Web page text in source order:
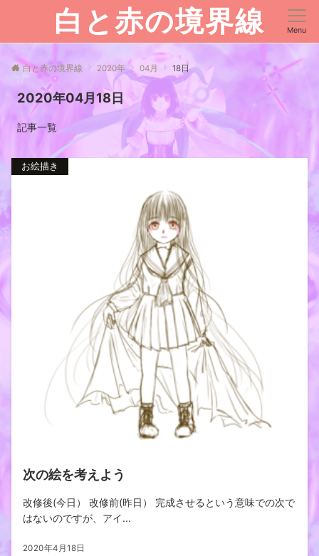
白と赤の境界線 Menu
白と赤の境界線 2020年 04月 18日
2020年04月18日
記事一覧
お絵描き
次の絵を考えよう
改修後(今日） 改修前(昨日） 完成させるという意味での次で
はないのですが、アイ...
2020年4月18日